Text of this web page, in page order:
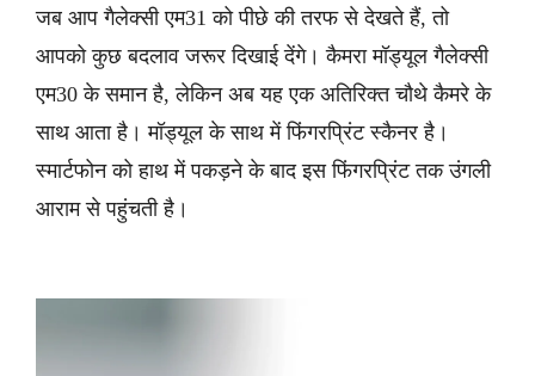
जब आप गैलेक्सी एम31 को पीछे की तरफ से देखते हैं, तो
आपको कुछ बदलाव जरूर दिखाई देंगे। कैमरा मॉड्यूल गैलेक्सी
एम30 के समान है, लेकिन अब यह एक अतिरिक्त चौथे कैमरे के
साथ आता है। मॉड्यूल के साथ में फिंगरप्रिंट स्कैनर है।
स्मार्टफोन को हाथ में पकड़ने के बाद इस फिंगरप्रिंट तक उंगली
आराम से पहुंचती है।